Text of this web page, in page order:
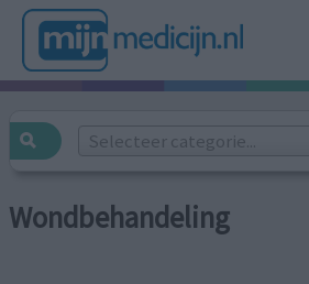
Selecteer categorie...
Wondbehandeling